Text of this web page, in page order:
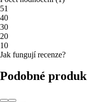
51
40
30
20
10
Jak fungují recenze?
Podobné